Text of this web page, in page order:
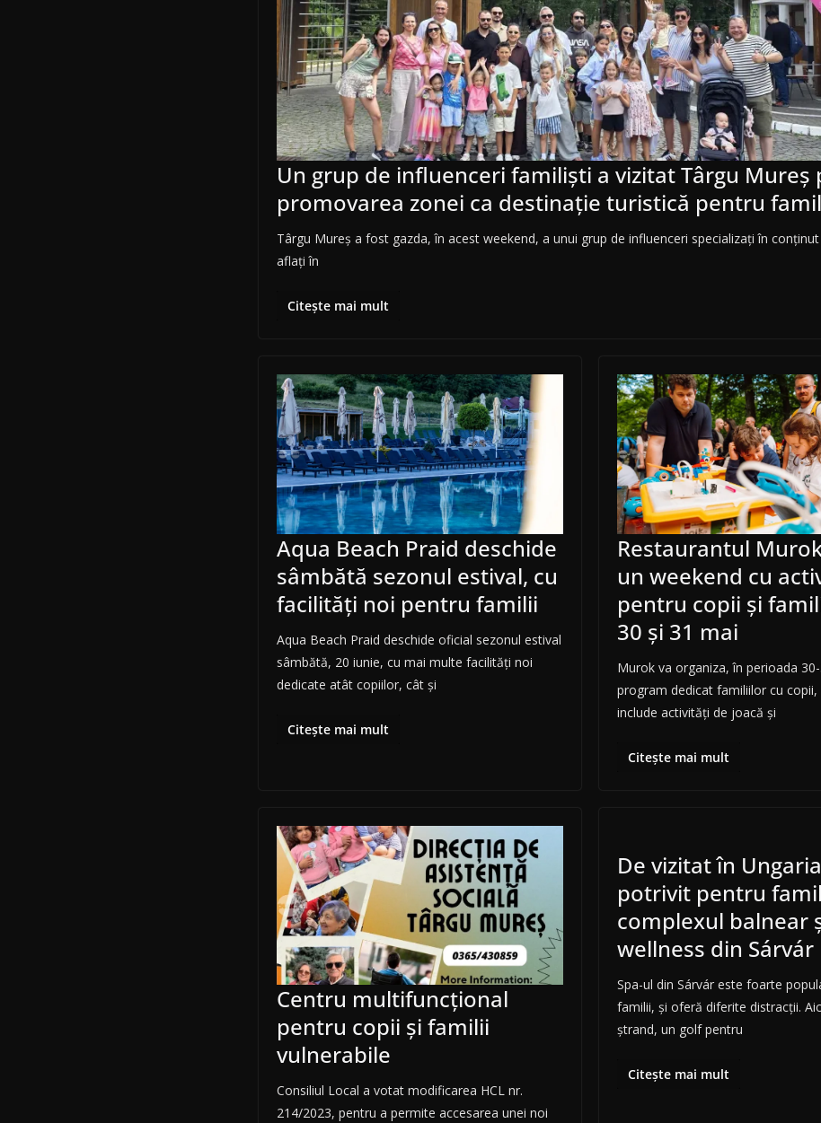
Un grup de influenceri familiști a vizitat Târgu Mureș
promovarea zonei ca destinație turistică pentru
Târgu Mureș a fost gazda, în acest weekend, a unui grup de influenceri specializați în
aflați în
Citește mai mult
Aqua Beach Praid deschide
sâmbătă sezonul estival, cu
facilități noi pentru familii
Aqua Beach Praid deschide oficial sezonul estival
sâmbătă, 20 iunie, cu mai multe facilități noi
dedicate atât copiilor, cât și
Citește mai mult
Restaurantul
un weekend cu
pentru copii și
30 și 31 mai
Murok va organiza, în perioada
program dedicat familiilor cu copii,
include activități de joacă și
Citește mai mult
Centru multifuncțional
pentru copii și familii
vulnerabile
Consiliul Local a votat modificarea HCL nr.
214/2023, pentru a permite accesarea unei noi
De vizitat în
potrivit pentru
complexul balnear
wellness din Sárvár
Spa-ul din Sárvár este foarte
familii, și oferă diferite distracții.
ștrand, un golf pentru
Citește mai mult